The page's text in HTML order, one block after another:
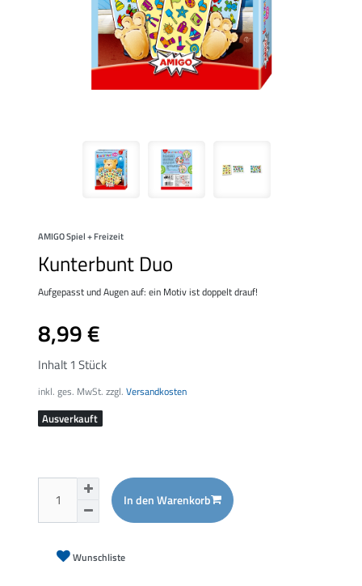
AMIGO Spiel + Freizeit
Kunterbunt Duo
Aufgepasst und Augen auf: ein Motiv ist doppelt drauf!
8,99 €
Inhalt1Stück
inkl. ges. MwSt. zzgl.Versandkosten
Ausverkauft
In den Warenkorb
Wunschliste